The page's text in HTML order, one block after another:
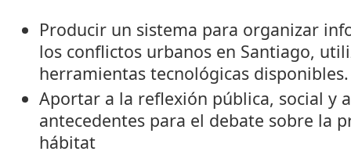
Producir un sistema para organizar
los conflictos urbanos en Santiago,
herramientas tecnológicas disponibles.
Aportar a la reflexión pública, social y
antecedentes para el debate sobre la
hábitat